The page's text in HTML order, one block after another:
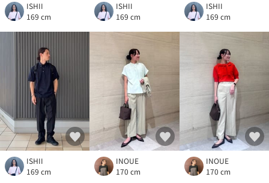
ISHII
169 cm
ISHII
169 cm
ISHII
169 cm
ISHII
169 cm
INOUE
170 cm
INOUE
170 cm